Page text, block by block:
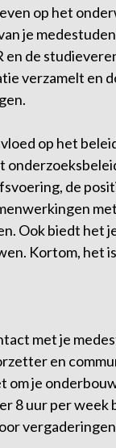
op het
je
en de
verzamelt en
op het
de
Ook biedt het
Kortom, het
met je
en
om je
8 uur per week